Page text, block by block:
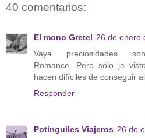
40 comentarios:
El mono Gretel 26 de enero
Vaya preciosidades
Romance...Pero sólo je
hacen difíciles de conseguir
Responder
Potinguiles Viajeros 26 de